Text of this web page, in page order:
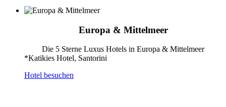
Europa & Mittelmeer
Die 5 Sterne Luxus Hotels in Europa & Mittelmeer
*Katikies Hotel, Santorini
Hotel besuchen